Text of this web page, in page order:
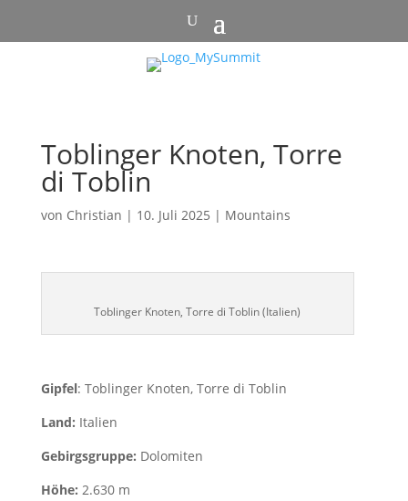
Toblinger Knoten, Torre
di Toblin
von Christian | 10. Juli 2025 | Mountains
Toblinger Knoten, Torre di Toblin (Italien)
Gipfel: Toblinger Knoten, Torre di Toblin
Land: Italien
Gebirgsgruppe: Dolomiten
Höhe: 2.630 m